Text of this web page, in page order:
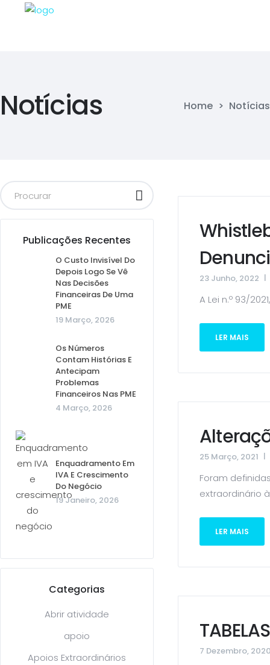
Notícias Home > Notícias
Publicações Recentes
O Custo Invisível Do
Depois Logo Se Vê
Nas Decisões
Financeiras De Uma
PME
19 Março, 2026
Os Números
Contam Histórias E
Antecipam
Problemas
Financeiros Nas PME
4 Março, 2026
Enquadramento Em
IVA E Crescimento
Do Negócio
19 Janeiro, 2026
Categorias
Abrir atividade
apoio
Apoios Extraordinários
23 Junho, 2022
A Lei n.º 93/
LER MAIS
25 Março, 2021
Foram
extraordinário
LER MAIS
7 Dezembro,